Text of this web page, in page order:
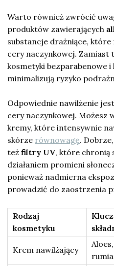
Warto również zwrócić
produktów zawierających
substancje drażniące,
cery naczynkowej. Zamiast
kosmetyki bezparabenowe
minimalizują ryzyko
Odpowiednie nawilżenie
cery naczynkowej. Możesz
kremy, które intensywnie
skórze równowagę.
też filtry UV, które chronią
działaniem promieni
ponieważ nadmierna
prowadzić do zaostrzenia
Rodzaj
kosmetyku
Krem nawilżający
Aloes,